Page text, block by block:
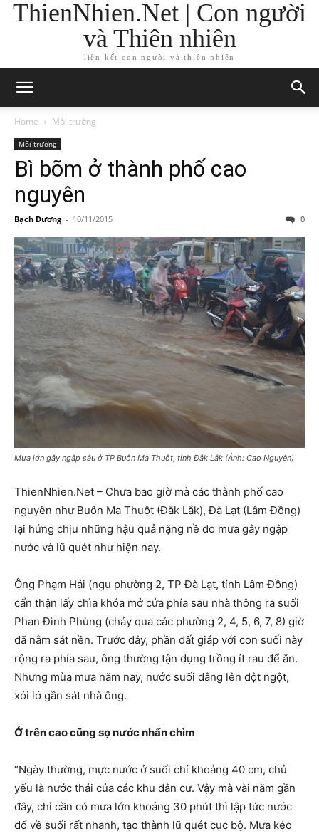
ThienNhien.Net | Con người
và Thiên nhiên
liên kết con người và thiên nhiên
Home Môi trường
Môi trường
Bì bõm ở thành phố cao
nguyên
Bạch Dương - 10/11/2015 0
Mưa lớn gây ngập sâu ở TP Buôn Ma Thuột, tỉnh Đắk Lắk (Ảnh: Cao Nguyên)
ThienNhien.Net – Chưa bao giờ mà các thành phố cao
nguyên như Buôn Ma Thuột (Đắk Lắk), Đà Lạt (Lâm Đồng)
lại hứng chịu những hậu quả nặng nề do mưa gây ngập
nước và lũ quét như hiện nay.
Ông Phạm Hải (ngụ phường 2, TP Đà Lạt, tỉnh Lâm Đồng)
cẩn thận lấy chìa khóa mở cửa phía sau nhà thông ra suối
Phan Đình Phùng (chảy qua các phường 2, 4, 5, 6, 7, 8) giờ
đã nằm sát nền. Trước đây, phần đất giáp với con suối này
rộng ra phía sau, ông thường tận dụng trồng ít rau để ăn.
Nhưng mùa mưa năm nay, nước suối dâng lên đột ngột,
xói lở gần sát nhà ông.
Ở trên cao cũng sợ nước nhấn chìm
“Ngày thường, mực nước ở suối chỉ khoảng 40 cm, chủ
yếu là nước thải của các khu dân cư. Vậy mà vài năm gần
đây, chỉ cần có mưa lớn khoảng 30 phút thì lập tức nước
đổ về suối rất nhanh, tạo thành lũ quét cục bộ. Mưa kéo